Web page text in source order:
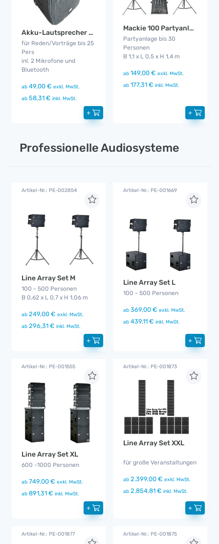
Akku-Lautsprecher 10BT2
für Reden/Vorträge bis 25
Pers
inl. 2 Mikrofone und
Bluetooth
ab 49,00 € exkl. MwSt.
ab 58,31 € inkl. MwSt.
+
Mackie 100 Partyanlage
Partyanlage bis 30
Personen
B 1,1 x L 0,5 x H 1,4 m
ab 149,00 € exkl. MwSt.
ab 177,31 € inkl. MwSt.
+
Professionelle Audiosysteme
Artikel-Nr.: PE-002854
Line Array Set M
100 - 500 Personen
B 0,62 x L 0,7 x H 1,06 m
ab 249,00 € exkl. MwSt.
ab 296,31 € inkl. MwSt.
+
Artikel-Nr.: PE-001669
Line Array Set L
100 - 500 Personen
ab 369,00 € exkl. MwSt.
ab 439,11 € inkl. MwSt.
+
Artikel-Nr.: PE-001555
Line Array Set XL
600 -1000 Personen
ab 749,00 € exkl. MwSt.
ab 891,31 € inkl. MwSt.
+
Artikel-Nr.: PE-001873
Line Array Set XXL
für große Veranstaltungen
ab 2.399,00 € exkl. MwSt.
ab 2.854,81 € inkl. MwSt.
+
Artikel-Nr.: PE-001877 Artikel-Nr.: PE-001875